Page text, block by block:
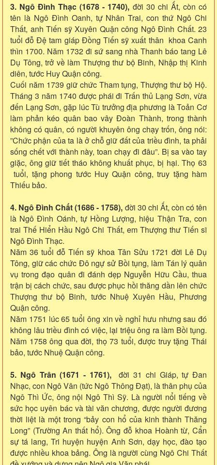
3. Ngô Đình Thạc (1678 - 1740), đời 30 chi Ất, còn có
tên là Ngô Đình Oanh, tự Nhân Trai, con thứ Ngô Chi
Thất, anh Tiến sỹ Xuyên Quận công Ngô Đình Chất. 23
tuổi đỗ Đệ tam giáp Đồng Tiến sỹ xuất thân khoa Canh
thìn 1700. Năm 1732 đi sứ sang nhà Thanh báo tang Lê
Dụ Tông, trở về làm Thượng thư bộ Binh, Nhập thị Kinh
diên, tước Huy Quận công.
Cuối năm 1739 giữ chức Tham tụng, Thượng thư bộ Hộ.
Tháng 3 năm 1740 được phái đi Trấn thủ Lạng Sơn, vừa
đến Lạng Sơn, gặp lúc Tù trưởng địa phương là Toản Cơ
làm phản kéo quân bao vây Đoàn Thành, trong thành
không có quân, có người khuyên ông chạy trốn, ông nói:
”Chức phận của ta là ở chỗ giữ đất của triều đình, ta phải
sống chết với thành này, toan chạy đi đâu”. Bị sa vào tay
giặc, ông giữ tiết tháo không khuất phục, bị hại. Thọ 63
tuổi, tặng phong tước Huy Quận công, truy tặng hàm
Thiếu bảo.
4. Ngô Đình Chất (1686 - 1758), đời 30 chi Ất, còn có tên
là Ngô Đình Oánh, tự Hồng Lượng, hiệu Thận Tra, con
trai Thế Hiển Hầu Ngô Chi Thất, em Thượng thư Tiến sĩ
Ngô Đình Thạc.
Năm 36 tuổi đỗ Tiến sỹ khoa Tân Sửu 1721 đời Lê Dụ
Tông, giữ các chức Đô ngự sử Bồi tụng, làm Tán lý quân
vụ trong đạo quân đi đánh dẹp Nguyễn Hữu Cầu, thua
trận bị cách chức, sau được phục hồi thăng dần lên chức
Thượng thư bộ Binh, tước Nhuệ Xuyên Hầu, Phương
Quận công.
Năm 1751 lúc 65 tuổi ông xin về nghỉ hưu nhưng sau đó
không lâu triều đình có việc, lại triệu ông ra làm Bồi tụng.
Năm 1758 ông qua đời, thọ 73 tuổi, được truy tặng Thái
bảo, tước Nhuệ Quận công.
5. Ngô Trân (1671 - 1761),đời 31 chi Giáp, tự Đan
Nhạc, con Ngô Vân (tức Ngô Thông Đạt), là thân phụ của
Ngô Thì Ức, ông nội Ngô Thì Sỹ. Là người nổi tiếng về
sức học uyên bác và tài văn chương, được người đương
thời liệt là một trong “bảy con hổ của kinh thành Thăng
Long” (Trường An thất hổ). Ông đỗ khoa Hoành từ, Cẩn
sự tá lang, Tri huyện huyện Anh Sơn, dạy học, đào tạo
được nhiều khoa bảng. Ông là người cùng Ngô Chi Thất